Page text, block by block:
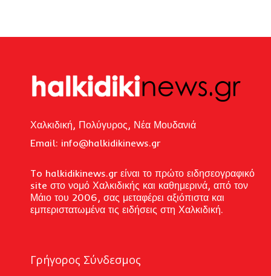
Χαλκιδική, Πολύγυρος, Νέα Μουδανιά
Email: info@halkidikinews.gr
To halkidikinews.gr είναι το πρώτο ειδησεογραφικό
site στο νομό Χαλκιδικής και καθημερινά, από τον
Μάιο του 2006, σας μεταφέρει αξιόπιστα και
εμπεριστατωμένα τις ειδήσεις στη Χαλκιδική.
Γρήγορος Σύνδεσμος